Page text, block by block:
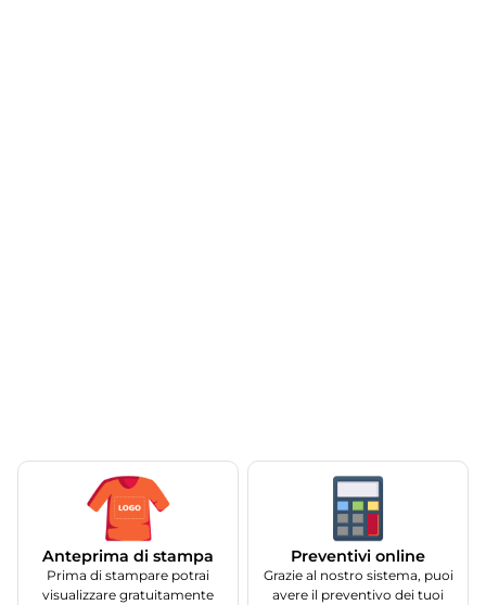
Anteprima di stampa
Prima di stampare potrai
visualizzare gratuitamente
Preventivi online
Grazie al nostro sistema, puoi
avere il preventivo dei tuoi